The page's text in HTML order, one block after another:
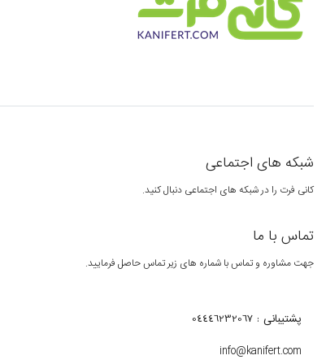
شبکه های اجتماعی
کانی فرت را در شبکه های اجتماعی دنبال کنید.
تماس با ما
جهت مشاوره و تماس با شماره های زیر تماس حاصل فرمایید.
پشتیبانی : 04446232067
info@kanifert.com